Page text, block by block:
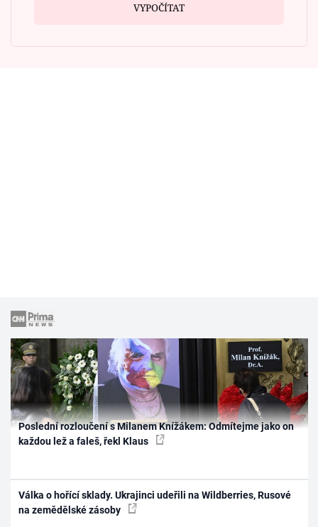
VYPOČÍTAT
Poslední rozloučení s Milanem Knížákem: Odmítejme jako on
každou lež a faleš, řekl Klaus
Válka o hořící sklady. Ukrajinci udeřili na Wildberries, Rusové
na zemědělské zásoby